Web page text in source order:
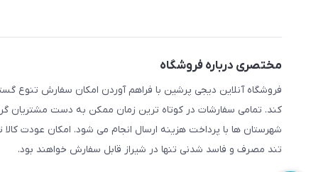
مختصری درباره فروشگاه
فروشگاه آنلاین دیجی پرشین با فراهم آوردن امکان سفارش تنوع
کند. تمامی سفارشات در کوتاه ترین زمان ممکن به دست مشتریان
شهرستان ها با پرداخت هزینه ارسال انجام می شود. امکان عودت
تند مصرف و فاسد شدنی تنها در شیراز قابل سفارش خواهند بود.